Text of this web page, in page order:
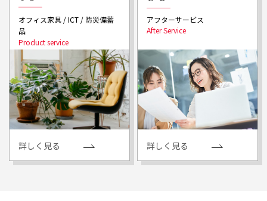
オフィス家具 / ICT / 防災備蓄
品
詳しく見る
アフターサービス
詳しく見る